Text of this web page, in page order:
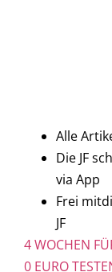
Alle
Die JF
via App
Frei
JF
4 WOCHEN
0 EURO